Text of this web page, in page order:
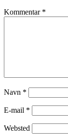
Kommentar *
Navn *
E-mail *
Websted